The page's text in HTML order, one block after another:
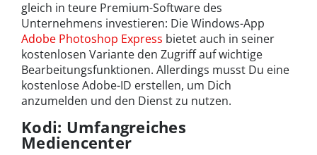
gleich in teure Premium-Software des
Unternehmens investieren: Die Windows-App
Adobe Photoshop Express bietet auch in seiner
kostenlosen Variante den Zugriff auf wichtige
Bearbeitungsfunktionen. Allerdings musst Du eine
kostenlose Adobe-ID erstellen, um Dich
anzumelden und den Dienst zu nutzen.
Kodi: Umfangreiches
Mediencenter